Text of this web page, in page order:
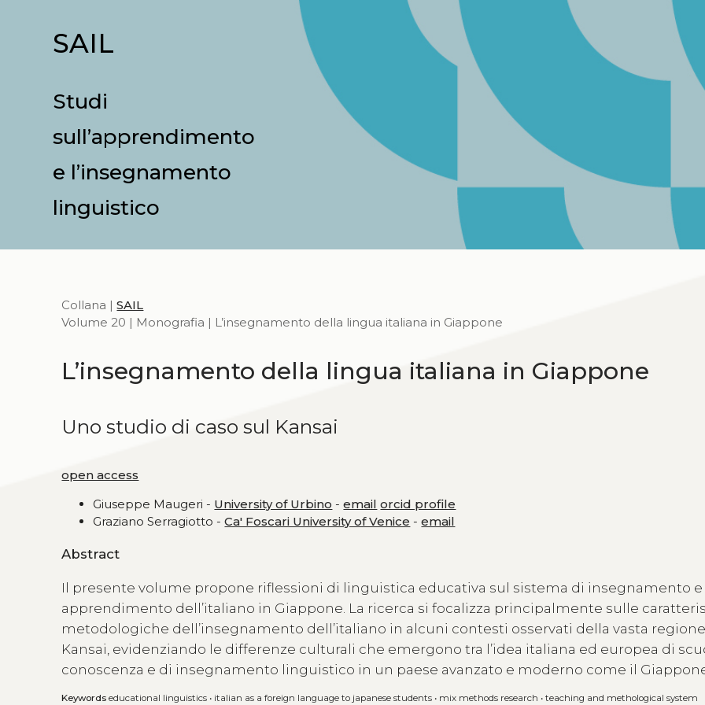
SAIL
Studi
sull’apprendimento
e l’insegnamento
linguistico
Collana |SAIL
Volume 20 | Monografia | L’insegnamento della lingua italiana in Giappone
L’insegnamento della lingua italiana in Giappone
Uno studio di caso sul Kansai
open access
Giuseppe Maugeri - University of Urbino -email orcid profile
Graziano Serragiotto -Ca' Foscari University of Venice -email
Abstract
Il presente volume propone riflessioni di linguistica educativa sul sistema di insegnamento e
apprendimento dell’italiano in Giappone. La ricerca si focalizza principalmente sulle
metodologiche dell’insegnamento dell’italiano in alcuni contesti osservati della vasta
Kansai, evidenziando le differenze culturali che emergono tra l’idea italiana ed europea di
conoscenza e di insegnamento linguistico in un paese avanzato e moderno come il
Keywords educational linguistics • italian as a foreign language to japanese students • mix methods research •teaching and methological system